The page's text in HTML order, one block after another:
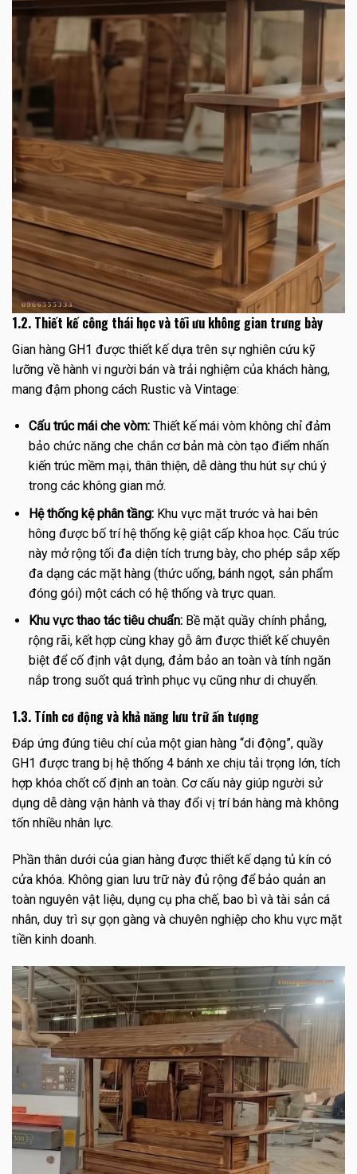
1.2. Thiết kế công thái học và tối ưu không gian trưng bày
Gian hàng GH1 được thiết kế dựa trên sự nghiên cứu kỹ
lưỡng về hành vi người bán và trải nghiệm của khách hàng,
mang đậm phong cách Rustic và Vintage:
Cấu trúc mái che vòm:Thiết kế mái vòm không chỉ đảm
bảo chức năng che chắn cơ bản mà còn tạo điểm nhấn
kiến trúc mềm mại, thân thiện, dễ dàng thu hút sự chú ý
trong các không gian mở.
Hệ thống kệ phân tầng:Khu vực mặt trước và hai bên
hông được bố trí hệ thống kệ giật cấp khoa học. Cấu trúc
này mở rộng tối đa diện tích trưng bày, cho phép sắp xếp
đa dạng các mặt hàng (thức uống, bánh ngọt, sản phẩm
đóng gói) một cách có hệ thống và trực quan.
Khu vực thao tác tiêu chuẩn:Bề mặt quầy chính phẳng,
rộng rãi, kết hợp cùng khay gỗ âm được thiết kế chuyên
biệt để cố định vật dụng, đảm bảo an toàn và tính ngăn
nắp trong suốt quá trình phục vụ cũng như di chuyển.
1.3. Tính cơ động và khả năng lưu trữ ấn tượng
Đáp ứng đúng tiêu chí của một gian hàng “di động”, quầy
GH1 được trang bị hệ thống 4 bánh xe chịu tải trọng lớn, tích
hợp khóa chốt cố định an toàn. Cơ cấu này giúp người sử
dụng dễ dàng vận hành và thay đổi vị trí bán hàng mà không
tốn nhiều nhân lực.
Phần thân dưới của gian hàng được thiết kế dạng tủ kín có
cửa khóa. Không gian lưu trữ này đủ rộng để bảo quản an
toàn nguyên vật liệu, dụng cụ pha chế, bao bì và tài sản cá
nhân, duy trì sự gọn gàng và chuyên nghiệp cho khu vực mặt
tiền kinh doanh.